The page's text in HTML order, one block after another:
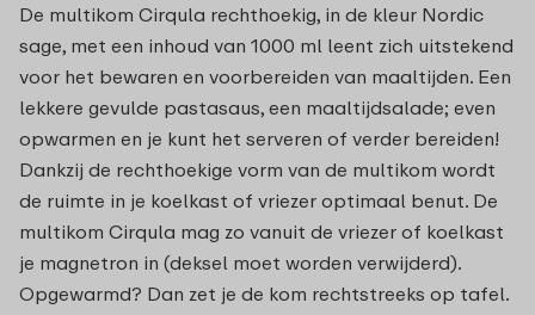
De multikom Cirqula rechthoekig, in de kleur Nordic
sage, met een inhoud van 1000 ml leent zich uitstekend
voor het bewaren en voorbereiden van maaltijden. Een
lekkere gevulde pastasaus, een maaltijdsalade; even
opwarmen en je kunt het serveren of verder bereiden!
Dankzij de rechthoekige vorm van de multikom wordt
de ruimte in je koelkast of vriezer optimaal benut. De
multikom Cirqula mag zo vanuit de vriezer of koelkast
je magnetron in (deksel moet worden verwijderd).
Opgewarmd? Dan zet je de kom rechtstreeks op tafel.